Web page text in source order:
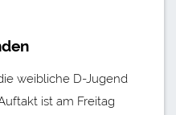
weibliche D-Jugend
ist am Freitag